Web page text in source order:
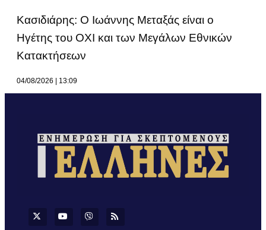
Κασιδιάρης: Ο Ιωάννης Μεταξάς είναι ο
Ηγέτης του ΟΧΙ και των Μεγάλων Εθνικών
Κατακτήσεων
04/08/2026 13:09